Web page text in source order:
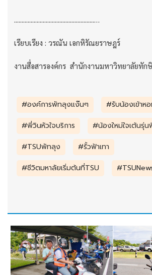
.....................................................…
เรียบเรียง : วรณัน เอกหิรัณยราษฎร์
งานสื่อสารองค์กร สำนักงานมหาวิทยาลัยทั
#องค์การพัทลุงแง๊นๆ
#รับน้องเข้า
#พี่วินหัวใจบริการ
#น้องใหม่ใจเต้นรุ่น
#TSUพัทลุง
#รั้วฟ้าเทา
#ชีวิตมหาลัยเริ่มต้นที่TSU